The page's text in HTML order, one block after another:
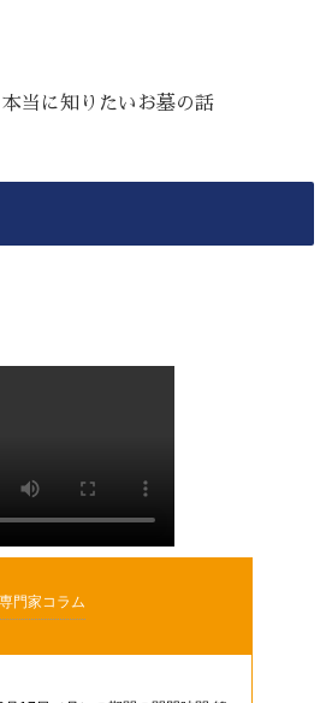
当に知りたいお墓の話